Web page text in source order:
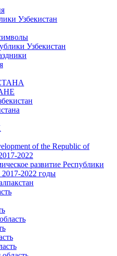
Узбекистан
Узбекистан
of the Republic of
2022
развитие Республики
2017-2022 годы